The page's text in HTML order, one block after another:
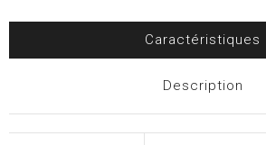
Caractéristiques
Description